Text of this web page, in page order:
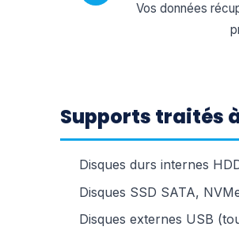
Vos données
Supports traités
Disques durs internes
Disques SSD SATA,
Disques externes USB